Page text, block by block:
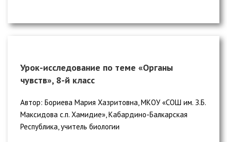
Урок-исследование по теме «Органы
чувств», 8-й класс
Автор: Бориева Мария Хазритовна, МКОУ «СОШ им. З.Б.
Максидова с.п. Хамидие», Кабардино-Балкарская
Республика, учитель биологии